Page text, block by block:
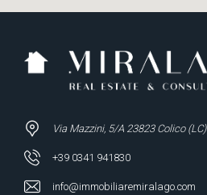
Via Mazzini, 5/A 23823 Colico (LC)
+39 0341 941830
info@immobiliaremiralago.com